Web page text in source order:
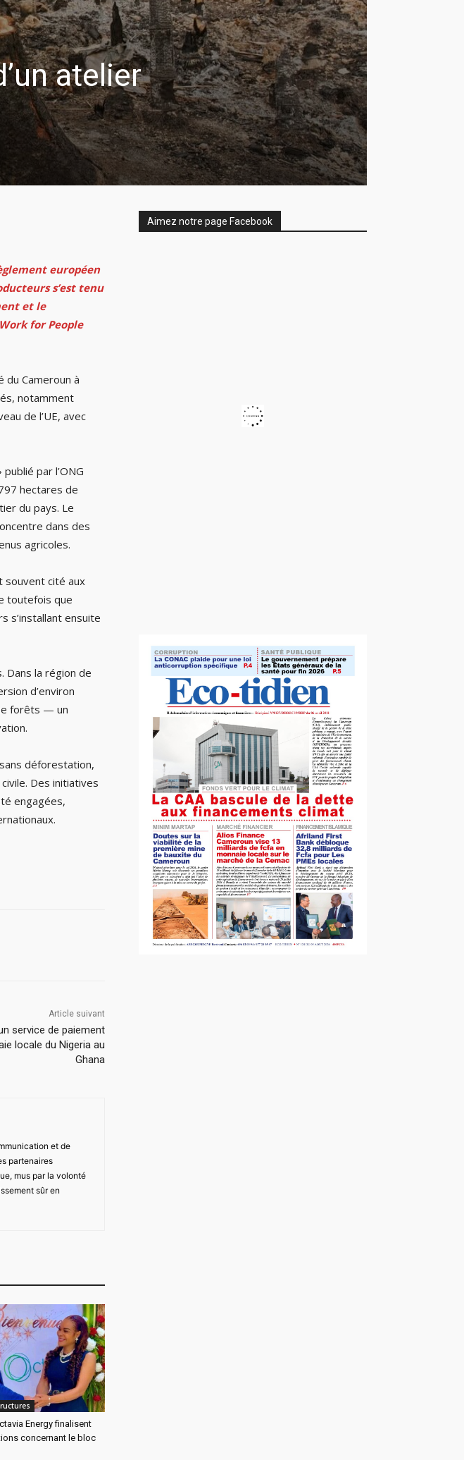
atelier
européen
s’est tenu
et le
for People
Cameroun à
notamment
de l’UE, avec
par l’ONG
hectares de
du pays. Le
dans des
agricoles.
souvent cité aux
toutefois que
s’installant ensuite
Dans la région de
d’environ
forêts — un
déforestation,
Des initiatives
engagées,
Article suivant
service de paiement
locale du Nigeria au
Ghana
et de
partenaires
mus par la volonté
sûr en
Energy finalisent
concernant le bloc
Aimez notre page Facebook